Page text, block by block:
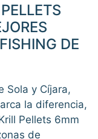
DE
Sola y Cíjara,
la diferencia,
Pellets 6mm
de